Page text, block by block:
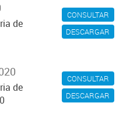
CONSULTAR
DESCARGAR
de
CONSULTAR
DESCARGAR
de